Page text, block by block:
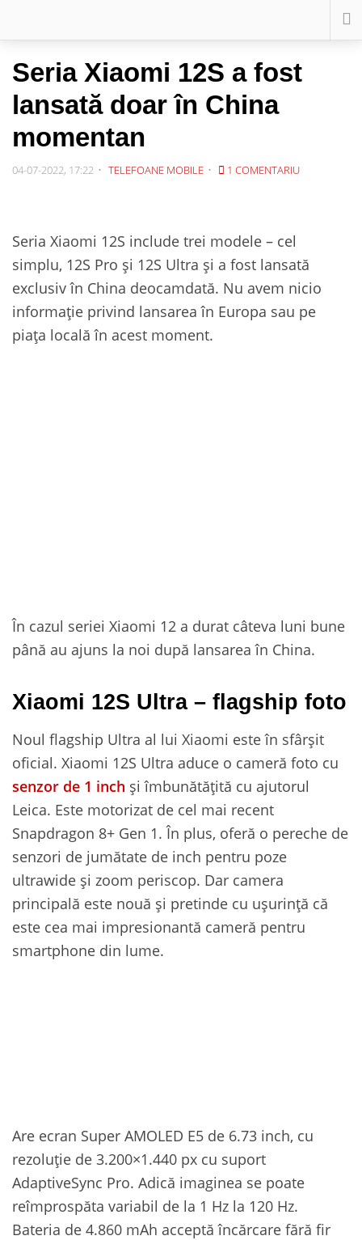
Seria Xiaomi 12S a fost
lansată doar în China
momentan
04-07-2022, 17:22 TELEFOANE MOBILE 1 COMENTARIU
Seria Xiaomi 12S include trei modele – cel
simplu, 12S Pro și 12S Ultra și a fost lansată
exclusiv în China deocamdată. Nu avem nicio
informație privind lansarea în Europa sau pe
piața locală în acest moment.
În cazul seriei Xiaomi 12 a durat câteva luni bune
până au ajuns la noi după lansarea în China.
Xiaomi 12S Ultra – flagship foto
Noul flagship Ultra al lui Xiaomi este în sfârșit
oficial. Xiaomi 12S Ultra aduce o cameră foto cu
senzor de 1 inch și îmbunătățită cu ajutorul
Leica. Este motorizat de cel mai recent
Snapdragon 8+ Gen 1. În plus, oferă o pereche de
senzori de jumătate de inch pentru poze
ultrawide și zoom periscop. Dar camera
principală este nouă și pretinde cu ușurință că
este cea mai impresionantă cameră pentru
smartphone din lume.
Are ecran Super AMOLED E5 de 6.73 inch, cu
rezoluție de 3.200×1.440 px cu suport
AdaptiveSync Pro. Adică imaginea se poate
reîmprospăta variabil de la 1 Hz la 120 Hz.
Bateria de 4.860 mAh acceptă încărcare fără fir